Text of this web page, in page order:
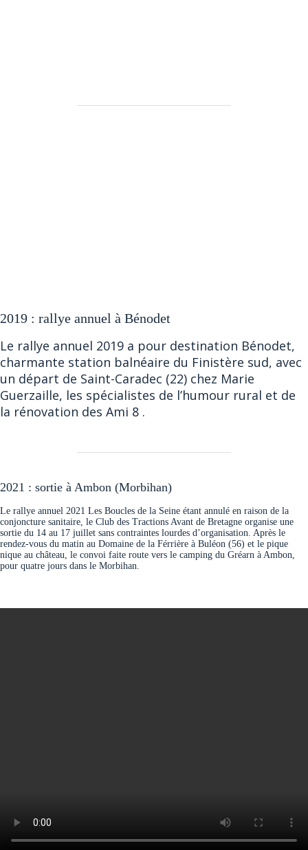
2019 : rallye annuel à Bénodet
Le rallye annuel 2019 a pour destination Bénodet,
charmante station balnéaire du Finistère sud, avec
un départ de Saint-Caradec (22) chez Marie
Guerzaille, les spécialistes de l’humour rural et de
la rénovation des Ami 8 .
2021 : sortie à Ambon (Morbihan)
Le rallye annuel 2021 Les Boucles de la Seine étant annulé en raison de la
conjoncture sanitaire, le Club des Tractions Avant de Bretagne organise une
sortie du 14 au 17 juillet sans contraintes lourdes d’organisation. Après le
rendez-vous du matin au Domaine de la Férrière à Buléon (56) et le pique
nique au château, le convoi faite route vers le camping du Gréarn à Ambon,
pour quatre jours dans le Morbihan.